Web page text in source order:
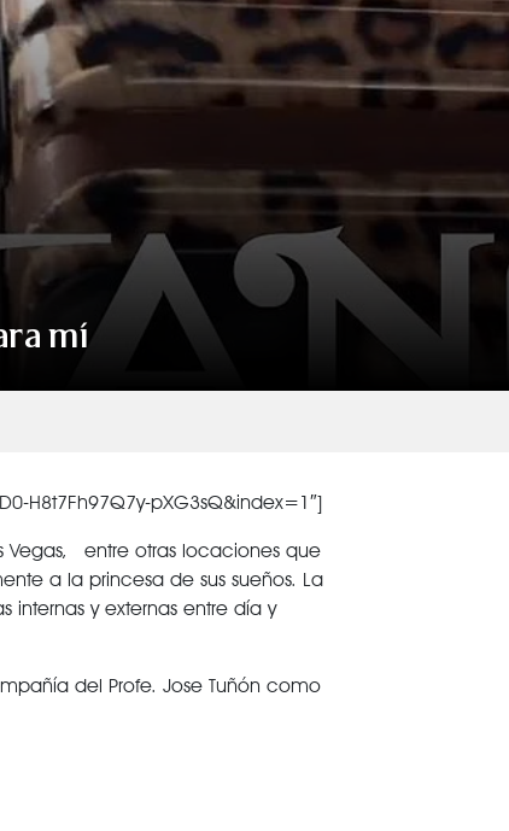
VER
mí
H8t7Fh97Q7y-pXG3sQ&index=1″]
Vegas, entre otras locaciones que
a la princesa de sus sueños. La
y externas entre día y
del Profe. Jose Tuñón como